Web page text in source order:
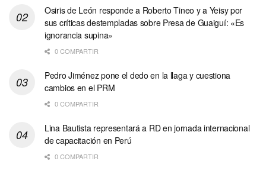
Osiris de León responde a Roberto Tineo y a Yeisy por
sus críticas destempladas sobre Presa de Guaiguí: «Es
ignorancia supina»
0 COMPARTIR
Pedro Jiménez pone el dedo en la llaga y cuestiona
cambios en el PRM
0 COMPARTIR
Lina Bautista representará a RD en jornada internacional
de capacitación en Perú
0 COMPARTIR